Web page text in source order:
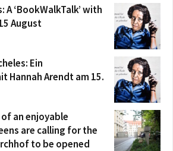
A ‘BookWalkTalk’ with
August
Ein
Hannah Arendt am 15.
an enjoyable
are calling for the
to be opened